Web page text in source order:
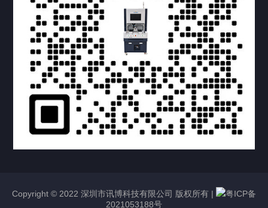
提交您的需求，获取产品资料与报价
Copyright © 2022 深圳市讯博科技有限公司 版权所有 |
粤ICP备
2021053188号